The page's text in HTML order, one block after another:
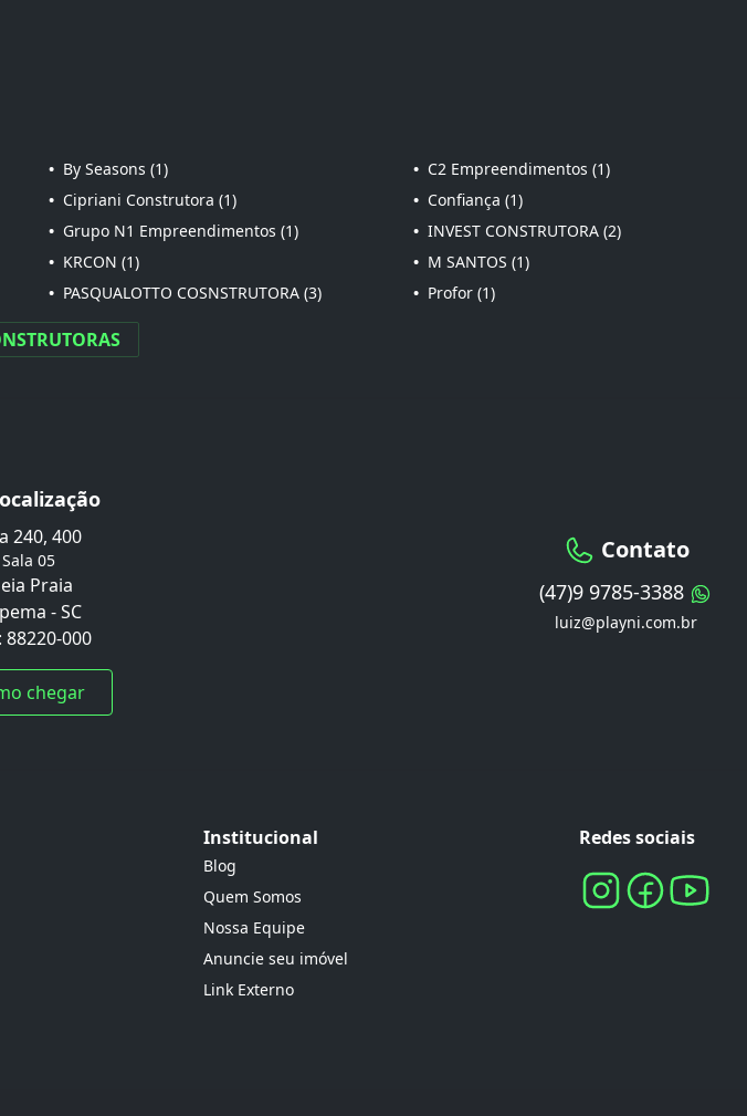
• By Seasons (1) • C2 Empreendimentos (1)
• Cipriani Construtora (1) • Confiança (1)
• Grupo N1 Empreendimentos (1) • INVEST CONSTRUTORA (2)
• KRCON (1) • M SANTOS (1)
• PASQUALOTTO COSNSTRUTORA (3) • Profor (1)
240, 400
Sala 05
Praia
- SC
88220-000
chegar
Contato
(47)9 9785-3388
luiz@playni.com.br
Institucional
Blog
Quem Somos
Nossa Equipe
Anuncie seu imóvel
Link Externo
Redes sociais